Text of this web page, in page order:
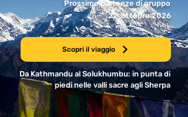
Prossime partenze di gruppo
22 ottobre 2026
Scopri il viaggio
Da Kathmandu al Solukhumbu: in punta di
piedi nelle valli sacre agli Sherpa